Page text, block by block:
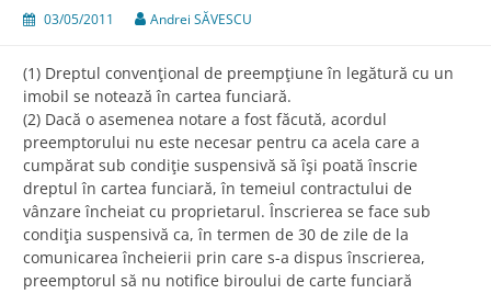
03/05/2011 Andrei SĂVESCU
(1) Dreptul convenţional de preempţiune în legătură cu un
imobil se notează în cartea funciară.
(2) Dacă o asemenea notare a fost făcută, acordul
preemptorului nu este necesar pentru ca acela care a
cumpărat sub condiţie suspensivă să îşi poată înscrie
dreptul în cartea funciară, în temeiul contractului de
vânzare încheiat cu proprietarul. Înscrierea se face sub
condiţia suspensivă ca, în termen de 30 de zile de la
comunicarea încheierii prin care s-a dispus înscrierea,
preemptorul să nu notifice biroului de carte funciară